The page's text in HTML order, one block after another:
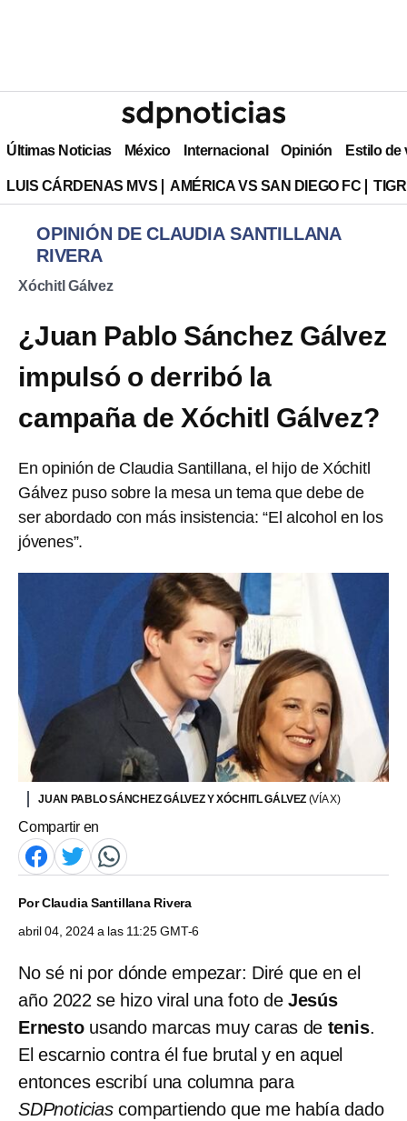
Últimas Noticias México Internacional Opinión Estilo de
LUIS CÁRDENAS MVS AMÉRICA VS SAN DIEGO FC
OPINIÓN DE CLAUDIA SANTILLANA
RIVERA
Xóchitl Gálvez
¿Juan Pablo Sánchez Gálvez
impulsó o derribó la
campaña de Xóchitl Gálvez?
En opinión de Claudia Santillana, el hijo de Xóchitl
Gálvez puso sobre la mesa un tema que debe de
ser abordado con más insistencia: “El alcohol en los
jóvenes”.
JUAN PABLO SÁNCHEZ GÁLVEZ Y XÓCHITL GÁLVEZ (VÍA X)
Compartir en
PorClaudia Santillana Rivera
abril 04, 2024 a las 11:25 GMT-6
No sé ni por dónde empezar: Diré que en el
año 2022 se hizo viral una foto de Jesús
Ernestousando marcas muy caras de tenis.
El escarnio contra él fue brutal y en aquel
entonces escribí una columna para
SDPnoticiascompartiendo que me había dado